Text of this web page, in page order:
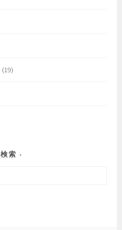
(19)
検索